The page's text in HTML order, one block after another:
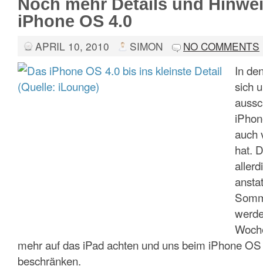
Noch mehr Details und
iPhone OS 4.0
APRIL 10, 2010 SIMON NO COMMENTS
In
sich
auch
hat.
mehr auf das iPad achten und uns beim iPhone
beschränken.